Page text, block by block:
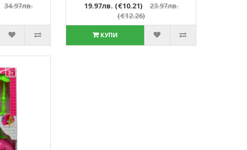
34.97лв.
19.97лв. (€10.21)
23.97лв.
(€12.26)
КУПИ